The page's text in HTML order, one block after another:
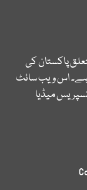
پاکستان کی
ہے۔ اس ویب سائٹ
میڈیا